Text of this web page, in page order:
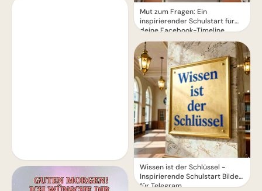
Mut zum Fragen: Ein
inspirierender Schulstart für
deine Facebook-Timeline
Wissen ist der Schlüssel -
Inspirierende Schulstart Bilder
für Telegram